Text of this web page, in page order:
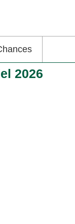
2026